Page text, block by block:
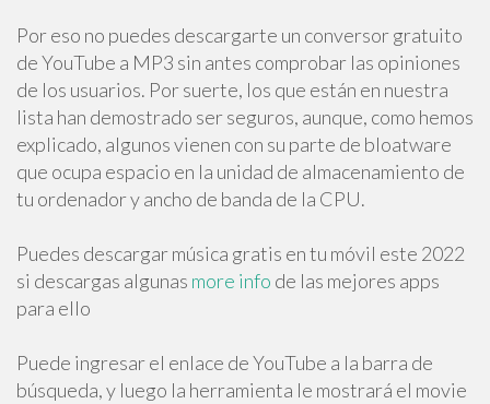
Por eso no puedes descargarte un conversor gratuito
de YouTube a MP3 sin antes comprobar las opiniones
de los usuarios. Por suerte, los que están en nuestra
lista han demostrado ser seguros, aunque, como hemos
explicado, algunos vienen con su parte de bloatware
que ocupa espacio en la unidad de almacenamiento de
tu ordenador y ancho de banda de la CPU.
Puedes descargar música gratis en tu móvil este 2022
si descargas algunas more info de las mejores apps
para ello
Puede ingresar el enlace de YouTube a la barra de
búsqueda, y luego la herramienta le mostrará el movie